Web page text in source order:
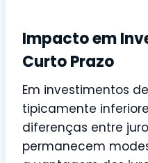
Impacto em
Curto Prazo
Em investimentos
tipicamente
diferenças entre
permanecem